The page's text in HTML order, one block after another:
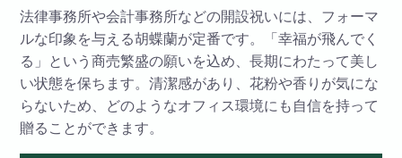
法律事務所や会計事務所などの開設祝いには、フォーマ
ルな印象を与える胡蝶蘭が定番です。「幸福が飛んでく
る」という商売繁盛の願いを込め、長期にわたって美し
い状態を保ちます。清潔感があり、花粉や香りが気にな
らないため、どのようなオフィス環境にも自信を持って
贈ることができます。